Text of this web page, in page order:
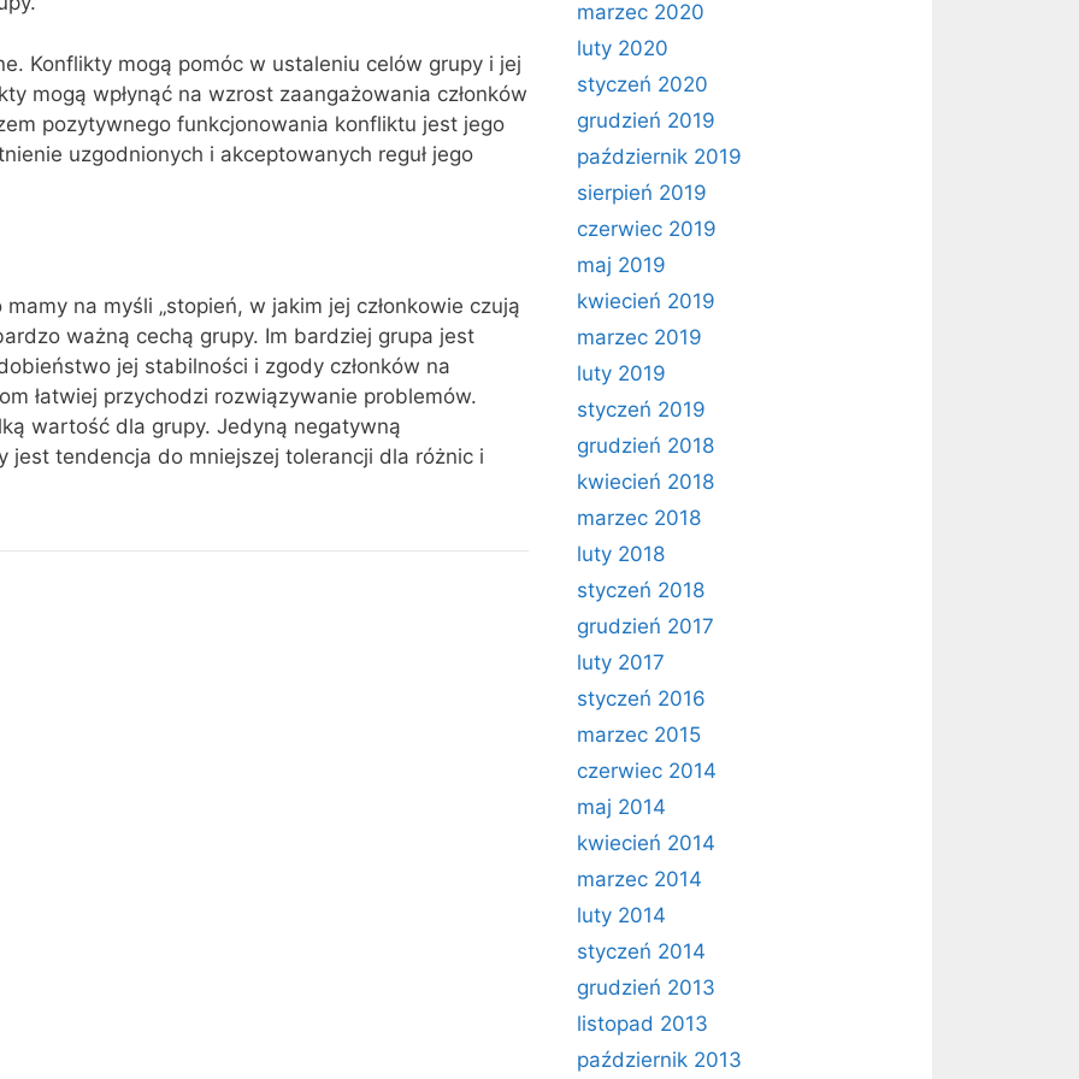
Konflikty mogą pomóc w ustaleniu celów grupy i jej
mogą wpłynąć na wzrost zaangażowania członków
pozytywnego funkcjonowania konfliktu jest jego
uzgodnionych i akceptowanych reguł jego
na myśli „stopień, w jakim jej członkowie czują
ważną cechą grupy. Im bardziej grupa jest
jej stabilności i zgody członków na
łatwiej przychodzi rozwiązywanie problemów.
wartość dla grupy. Jedyną negatywną
jest tendencja do mniejszej tolerancji dla różnic i
marzec 2020
luty 2020
styczeń 2020
grudzień 2019
październik 2019
sierpień 2019
czerwiec 2019
maj 2019
kwiecień 2019
marzec 2019
luty 2019
styczeń 2019
grudzień 2018
kwiecień 2018
marzec 2018
luty 2018
styczeń 2018
grudzień 2017
luty 2017
styczeń 2016
marzec 2015
czerwiec 2014
maj 2014
kwiecień 2014
marzec 2014
luty 2014
styczeń 2014
grudzień 2013
listopad 2013
październik 2013